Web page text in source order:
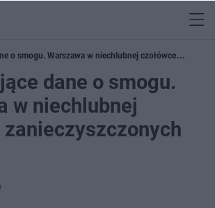
o smogu. Warszawa w niechlubnej czołówce
dane o smogu.
w niechlubnej
zanieczyszczonych